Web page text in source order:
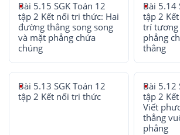
Bài 5.15 SGK Toán 12
tập 2 Kết nối tri thức: Hai
đường thẳng song song
và mặt phẳng chứa
chúng
Bài 5.14
tập 2
trí tương
phẳng
thẳng
Bài 5.13 SGK Toán 12
tập 2 Kết nối tri thức
Bài 5.12
tập 2
Viết
thẳng
phẳng